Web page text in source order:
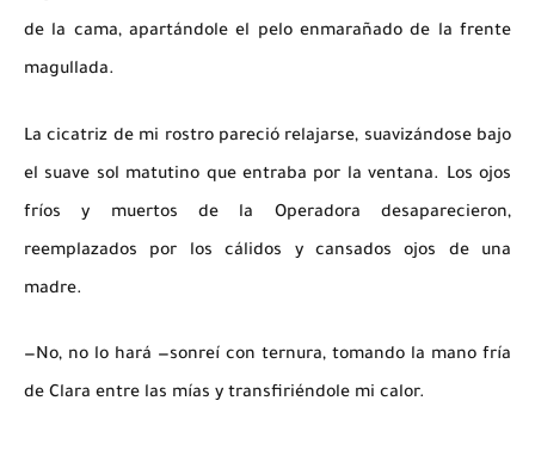
de la cama, apartándole el pelo enmarañado de la frente
magullada.
La cicatriz de mi rostro pareció relajarse, suavizándose bajo
el suave sol matutino que entraba por la ventana. Los ojos
fríos y muertos de la Operadora desaparecieron,
reemplazados por los cálidos y cansados ​​ojos de una
madre.
—No, no lo hará —sonreí con ternura, tomando la mano fría
de Clara entre las mías y transfiriéndole mi calor.